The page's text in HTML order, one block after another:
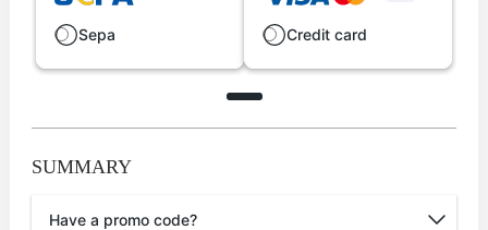
Sepa Credit card
SUMMARY
Have a promo code?